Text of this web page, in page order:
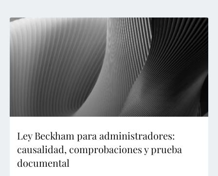
Ley Beckham para administradores:
causalidad, comprobaciones y prueba
documental